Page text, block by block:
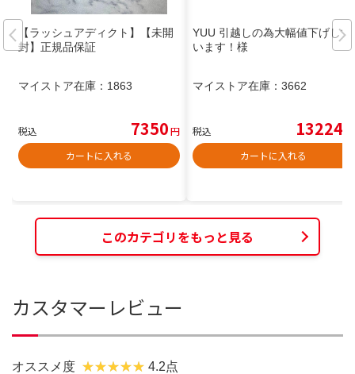
【ラッシュアディクト】【未開
封】正規品保証
マイストア在庫： 1863
税込 7350円
カートに入れる
YUU 引越しの為大幅値下げして
います！様
マイストア在庫： 3662
税込 13224
カートに入れる
このカテゴリをもっと見る
カスタマーレビュー
オススメ度 4.2点